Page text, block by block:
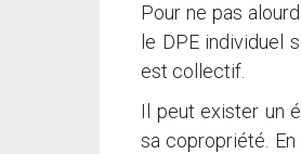
Pour ne pas
le DPE individuel
est collectif.
Il peut exister un
sa copropriété.